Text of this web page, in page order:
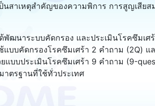
นสาเหตุสำคัญของความพิการ การสูญเสีย
พัฒนาระบบคัดกรอง และประเมินโรคซึมเ
แบบคัดกรองโรคซึมเศร้า 2 คำถาม (2Q) แ
แบบประเมินโรคซึมเศร้า 9 คำถาม (9-
าตรฐานที่ใช้ทั่วประเทศ